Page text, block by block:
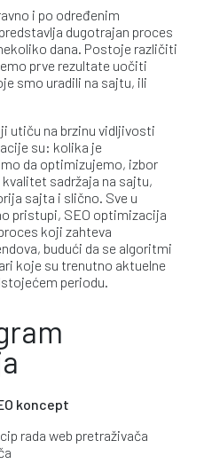
i po određenim
dugotrajan proces
dana. Postoje različiti
prve rezultate uočiti
smo uradili na sajtu, ili
utiču na brzinu vidljivosti
su: kolika je
da optimizujemo, izbor
sadržaja na sajtu,
sajta i slično. Sve u
pristupi, SEO optimizacija
koji zahteva
budući da se algoritmi
koje su trenutno aktuelne
periodu.
koncept
rada web pretraživača